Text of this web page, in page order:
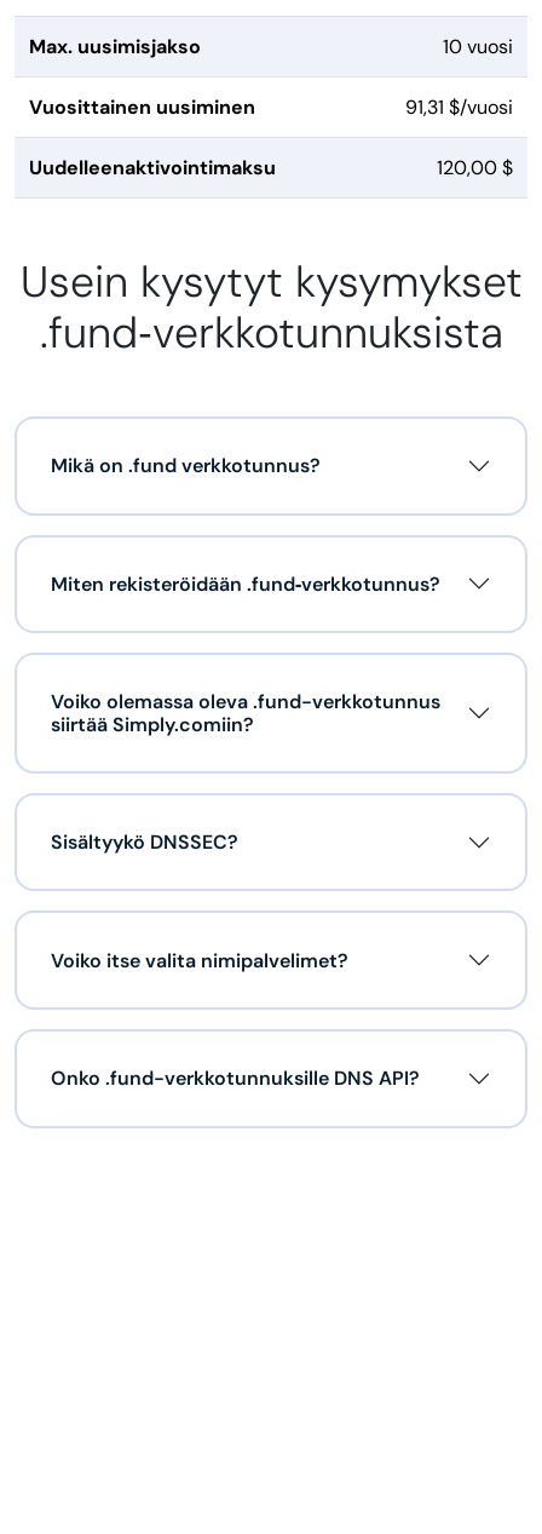
Max. uusimisjakso 10 vuosi
Vuosittainen uusiminen 91,31 $/vuosi
Uudelleenaktivointimaksu 120,00 $
Usein kysytyt kysymykset
.fund‑verkkotunnuksista
Mikä on .fund verkkotunnus?
Miten rekisteröidään .fund‑verkkotunnus?
Voiko olemassa oleva .fund-verkkotunnus
siirtää Simply.comiin?
Sisältyykö DNSSEC?
Voiko itse valita nimipalvelimet?
Onko .fund-verkkotunnuksille DNS API?